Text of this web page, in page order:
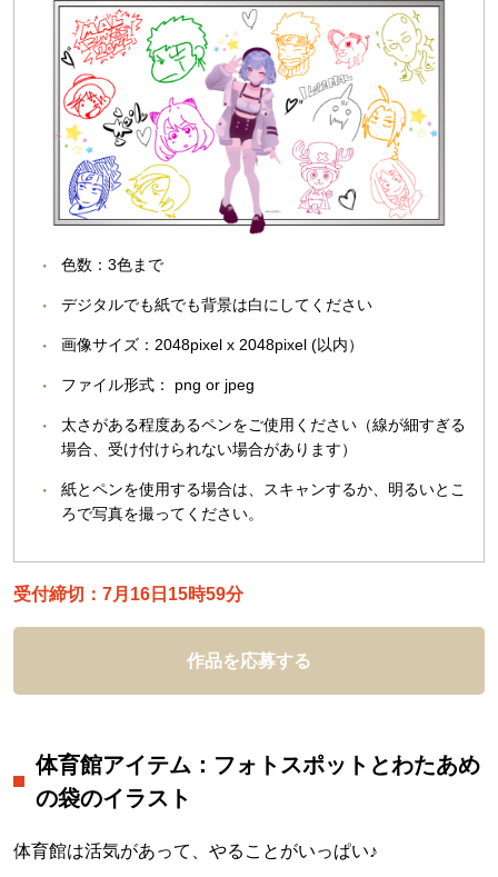
色数：3色まで
デジタルでも紙でも背景は白にしてください
画像サイズ：2048pixel x 2048pixel (以内）
ファイル形式： png or jpeg
太さがある程度あるペンをご使用ください（線が細すぎる
場合、受け付けられない場合があります）
紙とペンを使用する場合は、スキャンするか、明るいとこ
ろで写真を撮ってください。
受付締切：7月16日15時59分
作品を応募する
体育館アイテム：フォトスポットとわたあめ
の袋のイラスト
体育館は活気があって、やることがいっぱい♪